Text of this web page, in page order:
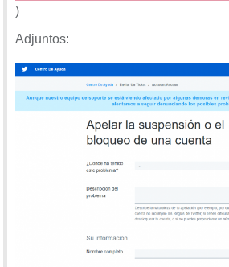
)
Adjuntos: